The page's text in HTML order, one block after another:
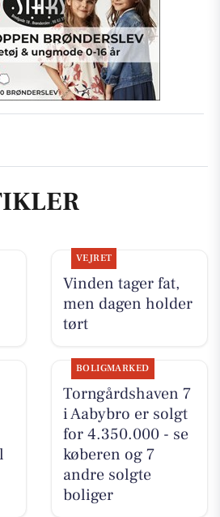
VEJRET
Vinden tager fat,
men dagen holder
tørt
BOLIGMARKED
Torngårdshaven 7
i Aabybro er solgt
for 4.350.000 - se
køberen og 7
andre solgte
boliger